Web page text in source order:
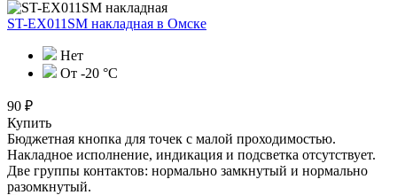
ST-EX011SM накладная в Омске
Нет
От -20 °С
90 ₽
Купить
Бюджетная кнопка для точек с малой проходимостью.
Накладное исполнение, индикация и подсветка отсутствует.
Две группы контактов: нормально замкнутый и нормально
разомкнутый.